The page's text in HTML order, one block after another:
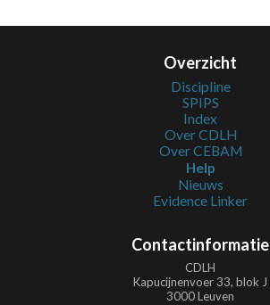
Overzicht
Discipline
SPIPS
Index
Over CDLH
Over CEBAM
Help
Nieuws
Evidence Linker
Contactinformatie
CDLH
Kapucijnenvoer 33, blok J
3000 Leuven